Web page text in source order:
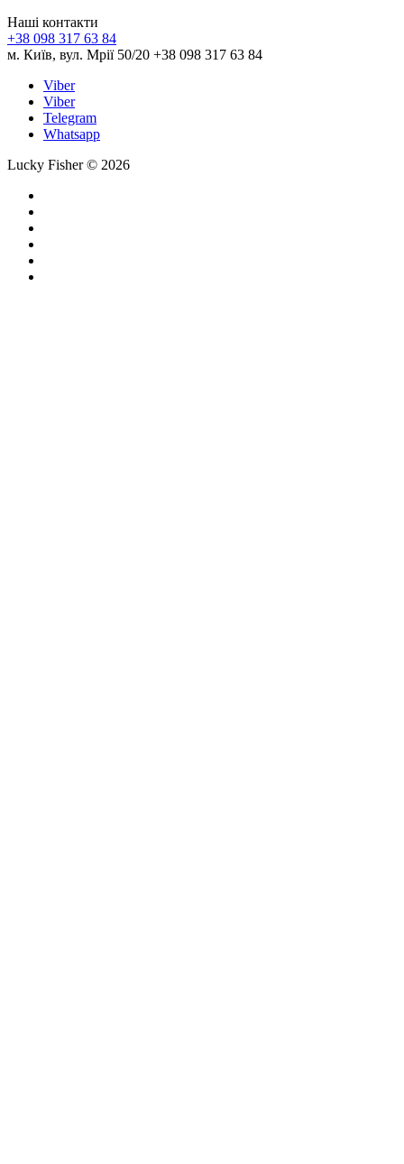
Наші контакти
+38 098 317 63 84
м. Київ, вул. Мрії 50/20 +38 098 317 63 84
Viber
Viber
Telegram
Whatsapp
Lucky Fisher © 2026